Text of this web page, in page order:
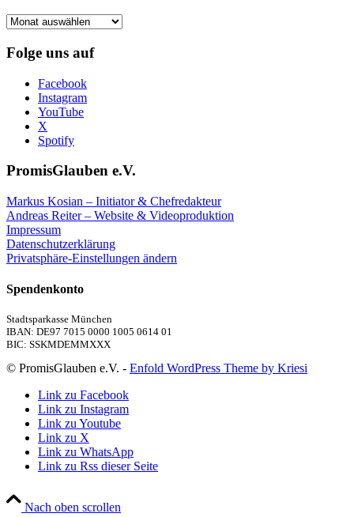
Frühere
Folge uns auf
Facebook
Instagram
YouTube
X
Spotify
PromisGlauben e.V.
Markus Kosian – Initiator & Chefredakteur
Andreas Reiter – Website & Videoproduktion
Impressum
Datenschutzerklärung
Privatsphäre-Einstellungen ändern
Spendenkonto
Stadtsparkasse München
IBAN: DE97 7015 0000 1005 0614 01
BIC: SSKMDEMMXXX
© PromisGlauben e.V. - Enfold WordPress Theme by Kriesi
Link zu Facebook
Link zu Instagram
Link zu Youtube
Link zu X
Link zu WhatsApp
Link zu Rss dieser Seite
Nach oben scrollen